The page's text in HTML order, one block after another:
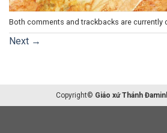
Both comments and trackbacks are currently
Next →
Copyright© Giáo xứ Thánh